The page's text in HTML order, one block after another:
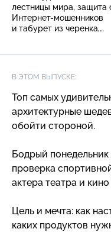
лестницы мира, защита
Интернет-мошенников
и табурет из черенка,
В ЭТОМ ВЫПУСКЕ:
Топ самых
архитектурные
обойти стороной.
Бодрый
проверка
актера театра и
Цель и мечта: как
каких продуктов